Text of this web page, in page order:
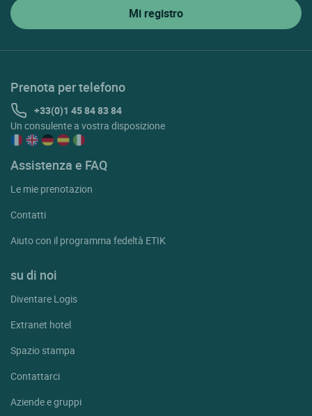
Prenota per telefono
+33(0)1 45 84 83 84
Un consulente a vostra disposizione
Assistenza e FAQ
Le mie prenotazion
Contatti
Aiuto con il programma fedeltà ETIK
su di noi
Diventare Logis
Extranet hotel
Spazio stampa
Contattarci
Aziende e gruppi